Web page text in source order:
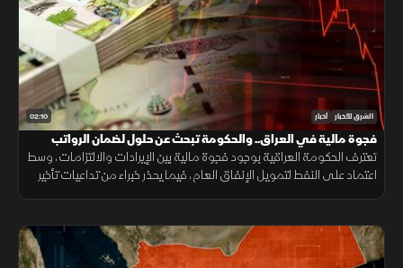
02:10 الشرق للأخبار أخبار
فجوة مالية في العراق.. والحكومة تبحث عن حلول لضمان الرواتب
تعترف الحكومة العراقية بوجود فجوة مالية بين الإيرادات والالتزامات، وسط
اعتماد على النفط لتمويل الإنفاق العام، فيما يحذر خبراء من تداعيات تأخير